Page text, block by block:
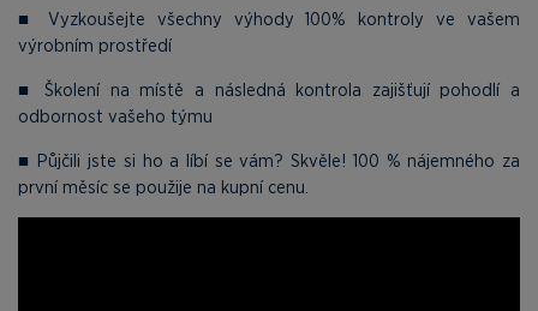
■ Vyzkoušejte všechny výhody 100% kontroly ve vašem
výrobním prostředí
■ Školení na místě a následná kontrola zajišťují pohodlí a
odbornost vašeho týmu
■ Půjčili jste si ho a líbí se vám? Skvěle! 100 % nájemného za
první měsíc se použije na kupní cenu.